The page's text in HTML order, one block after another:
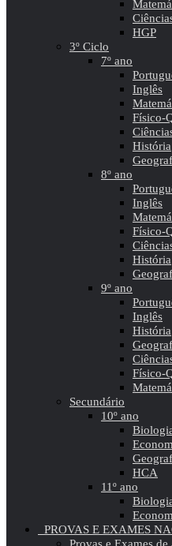
HGP
3º Ciclo
7º ano
Inglês
Físico-
História
8º ano
Inglês
Físico-
História
9º ano
Inglês
História
Físico-
Secundário
10º ano
HCA
11º ano
PROVAS E EXAMES